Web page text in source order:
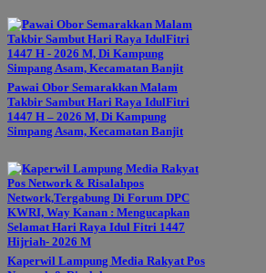
Pawai Obor Semarakkan Malam
Takbir Sambut Hari Raya IdulFitri
1447 H – 2026 M, Di Kampung
Simpang Asam, Kecamatan Banjit
Kaperwil Lampung Media Rakyat Pos